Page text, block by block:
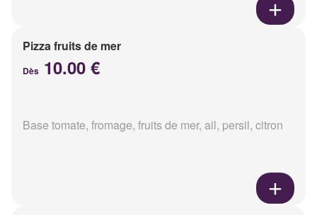
Pizza fruits de mer
Dès 10.00 €
Base tomate, fromage, fruits de mer, ail, persil, citron